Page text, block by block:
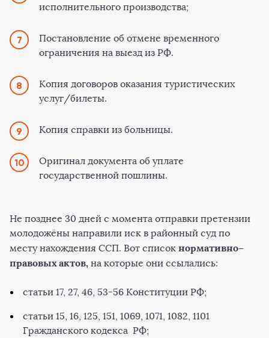
исполнительного производства;
Постановление об отмене временного
ограничения на выезд из РФ.
Копия договоров оказания туристических
услуг/билеты.
Копия справки из больницы.
Оригинал документа об уплате
государственной пошлины.
Не позднее 30 дней с момента отправки претензии
молодожёны направили иск в районный суд по
месту нахождения ССП. Вот список нормативно–
правовых актов, на которые они ссылались:
статьи 17, 27, 46, 53-56 Конституции РФ;
статьи 15, 16, 125, 151, 1069, 1071, 1082, 1101
Гражданского кодекса РФ;